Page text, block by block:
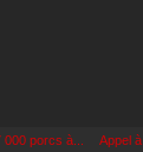
porcs à... Appel